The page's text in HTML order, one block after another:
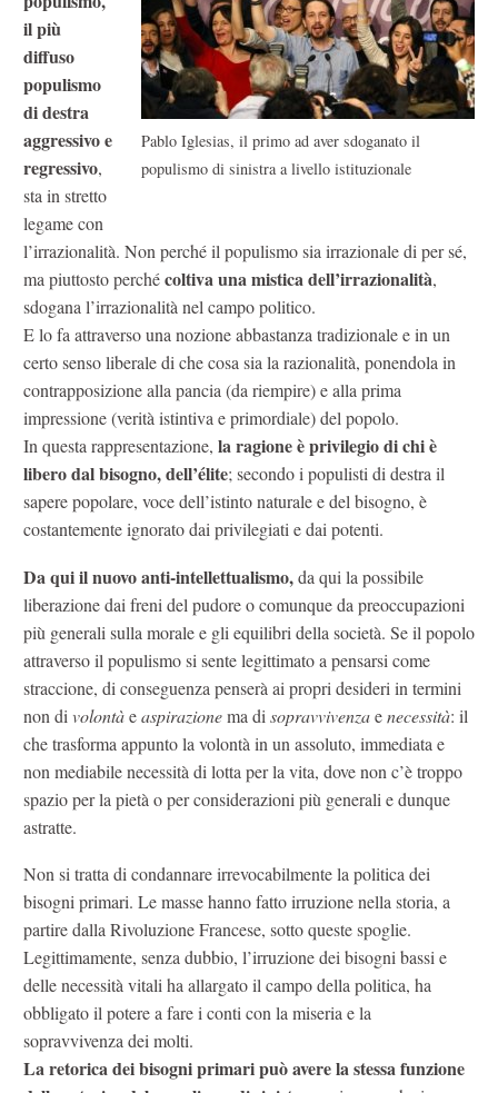
Pablo Iglesias, il primo ad aver sdoganato il
populismo di sinistra a livello istituzionale
il più
diffuso
populismo
di destra
aggressivo e
regressivo,
sta in stretto
legame con
l’irrazionalità. Non perché il populismo sia irrazionale di per sé,
ma piuttosto perchécoltiva una mistica dell’irrazionalità,
sdogana l’irrazionalità nel campo politico.
E lo fa attraverso una nozione abbastanza tradizionale e in un
certo senso liberale di che cosa sia la razionalità, ponendola in
contrapposizione alla pancia (da riempire) e alla prima
impressione (verità istintiva e primordiale) del popolo.
In questa rappresentazione, la ragione è privilegio di chi è
libero dal bisogno, dell’élite; secondo i populisti di destra il
sapere popolare, voce dell’istinto naturale e del bisogno, è
costantemente ignorato dai privilegiati e dai potenti.
Da qui il nuovo anti-intellettualismo,da qui la possibile
liberazione dai freni del pudore o comunque da preoccupazioni
più generali sulla morale e gli equilibri della società. Se il popolo
attraverso il populismo si sente legittimato a pensarsi come
straccione, di conseguenza penserà ai propri desideri in termini
non di volontàeaspirazionema di sopravvivenzaenecessità: il
che trasforma appunto la volontà in un assoluto, immediata e
non mediabile necessità di lotta per la vita, dove non c’è troppo
spazio per la pietà o per considerazioni più generali e dunque
astratte.
Non si tratta di condannare irrevocabilmente la politica dei
bisogni primari. Le masse hanno fatto irruzione nella storia, a
partire dalla Rivoluzione Francese, sotto queste spoglie.
Legittimamente, senza dubbio, l’irruzione dei bisogni bassi e
delle necessità vitali ha allargato il campo della politica, ha
obbligato il potere a fare i conti con la miseria e la
sopravvivenza dei molti.
La retorica dei bisogni primari può avere la stessa funzione